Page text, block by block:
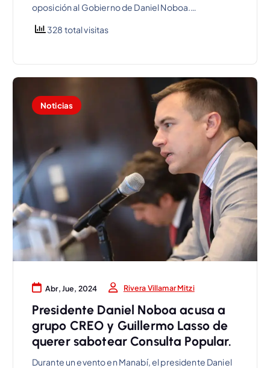
oposición al Gobierno de Daniel Noboa.…
328 total visitas
Noticias
Abr, Jue, 2024 Rivera Villamar Mitzi
Presidente Daniel Noboa acusa a
grupo CREO y Guillermo Lasso de
querer sabotear Consulta Popular.
Durante un evento en Manabí, el presidente Daniel